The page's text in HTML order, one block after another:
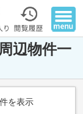
辺物件一
件を表示